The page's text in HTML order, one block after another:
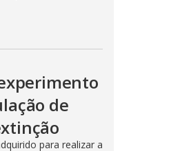
de
para realizar a